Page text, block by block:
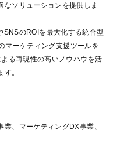
なソリューションを提供しま
SNSのROIを最大化する統合型
マーケティング支援ツールを
る再現性の高いノウハウを活
。
、マーケティングDX事業、